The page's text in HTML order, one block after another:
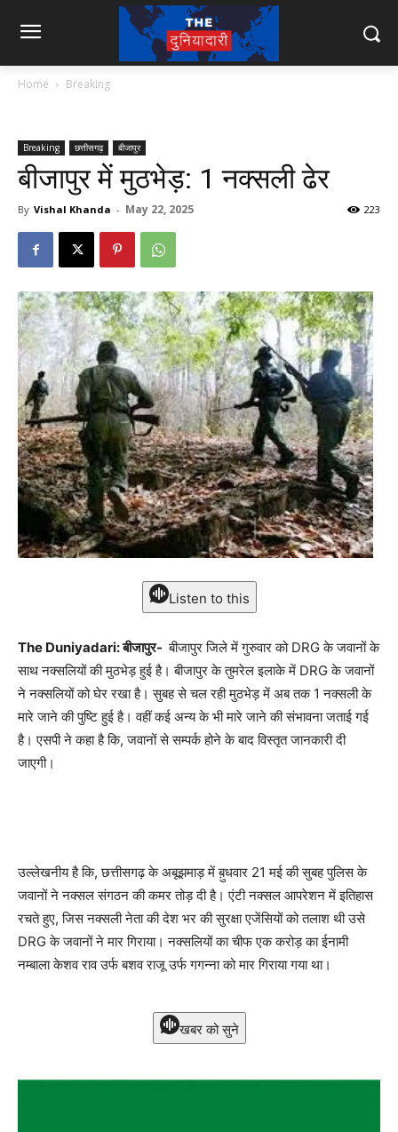
Home Breaking
Breaking छत्तीसगढ़ बीजापुर
बीजापुर में मुठभेड़: 1 नक्सली ढेर
By Vishal Khanda - May 22, 2025 223
Listen to this
The Duniyadari: बीजापुर- बीजापुर जिले में गुरुवार को DRG के जवानों के
साथ नक्सलियों की मुठभेड़ हुई है। बीजापुर के तुमरेल इलाके में DRG के जवानों
ने नक्सलियों को घेर रखा है। सुबह से चल रही मुठभेड़ में अब तक 1 नक्सली के
मारे जाने की पुष्टि हुई है। वहीं कई अन्य के भी मारे जाने की संभावना जताई गई
है। एसपी ने कहा है कि, जवानों से सम्पर्क होने के बाद विस्तृत जानकारी दी
जाएगी।
उल्लेखनीय है कि, छत्तीसगढ़ के अबूझमाड़ में ब़ुधवार 21 मई की सुबह पुलिस के
जवानों ने नक्सल संगठन की कमर तोड़ दी है। एंटी नक्सल आपरेशन में इतिहास
रचते हुए, जिस नक्सली नेता की देश भर की सुरक्षा एजेंसियों को तलाश थी उसे
DRG के जवानों ने मार गिराया। नक्सलियों का चीफ एक करोड़ का ईनामी
नम्बाला केशव राव उर्फ बशव राजू उर्फ गगन्ना को मार गिराया गया था।
खबर को सुने